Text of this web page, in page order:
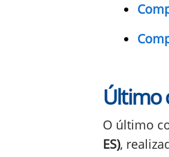
Último
O último
ES),